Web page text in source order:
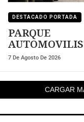
DESTACADO PORTADA
PARQUE
demasiado
7 De Agosto De 2026
CARGAR